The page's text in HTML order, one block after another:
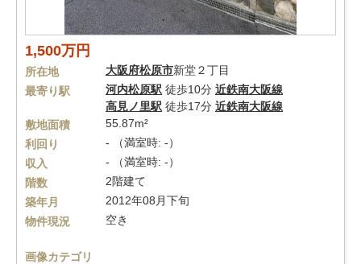
1,500万円
所在地 大阪府松原市新堂２丁目
最寄り駅
河内松原駅 徒歩10分 近鉄南大阪線
高見ノ里駅 徒歩17分 近鉄南大阪線
敷地面積
55.87m²
利回り
- （満室時: -）
収入
- （満室時: -）
階数
2階建て
築年月
2012年08月下旬
物件現況
空き
画像カテゴリ